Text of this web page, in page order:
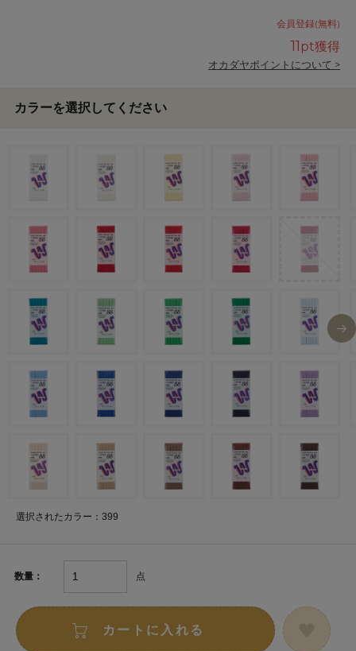
会員登録(無料)
11pt獲得
オカダヤポイントについて >
カラーを選択してください
選択されたカラー：399
数量： 点
カートに入れる